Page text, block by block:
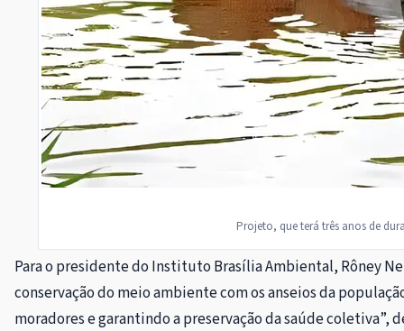
Projeto, que terá três anos de
Para o presidente do Instituto Brasília Ambiental, Rôney
conservação do meio ambiente com os anseios da
moradores e garantindo a preservação da saúde coletiva”,